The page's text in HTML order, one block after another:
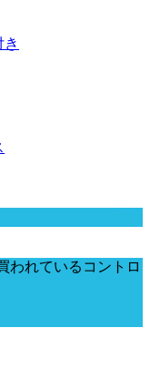
われているコントロ